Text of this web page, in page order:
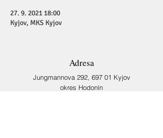
27. 9. 2021 18:00
Kyjov, MKS Kyjov
Adresa
Jungmannova 292, 697 01 Kyjov
okres Hodonín